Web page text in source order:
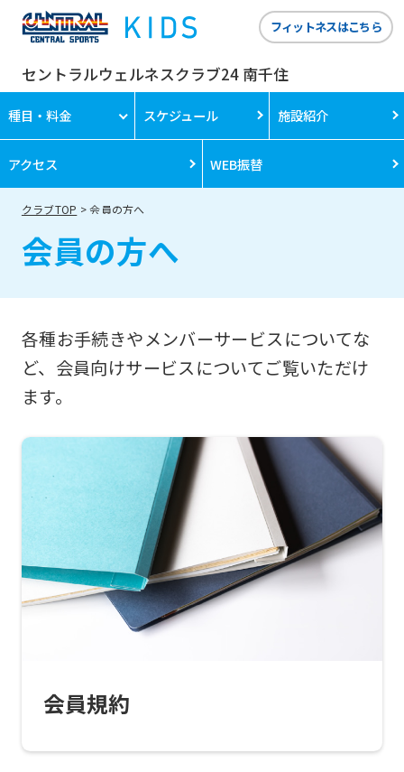
セントラルウェルネスクラブ24 南千住
フィットネスはこちら
種目・料金 スケジュール 施設紹介
アクセス WEB振替
クラブTOP 会員の方へ
会員の方へ
各種お手続きやメンバーサービスについてな
ど、会員向けサービスについてご覧いただけ
ます。
会員規約
For
foreigners
website